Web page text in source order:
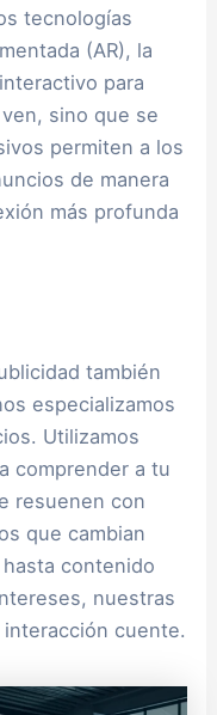
tecnologías
(AR), la
para
sino que se
permiten a los
de manera
más profunda
también
especializamos
Utilizamos
comprender a tu
resuenen con
que cambian
contenido
nuestras
cuente.